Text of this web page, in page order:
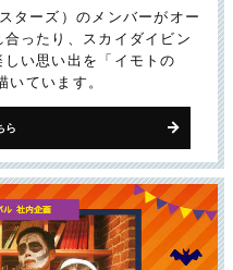
ターズ）のメンバーがオー
ったり、スカイダイビン
い思い出を「イモトの
ています。
ら